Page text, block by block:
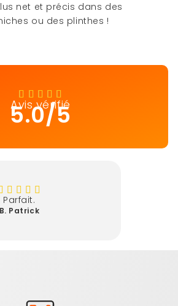
net et précis dans des
ou des plinthes !
Avis vérifié
5.0/5
Parfait.
B. Patrick